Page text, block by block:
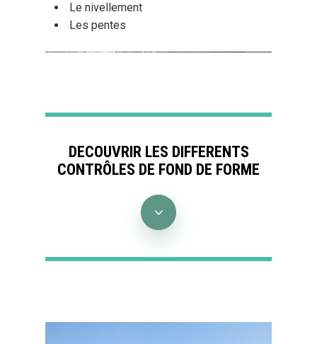
Le nivellement
Les pentes
DECOUVRIR LES DIFFERENTS
CONTRÔLES DE FOND DE FORME